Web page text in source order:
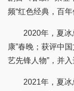
频“红色经典，百
2020年，夏冰总
康”春晚；获评中
艺先锋人物”，并
2021年，夏冰总